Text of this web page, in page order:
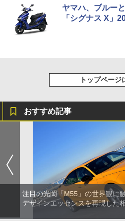
ヤマハ、ブルー
「シグナス X」
トップページ
おすすめ記事
注目の光岡「M55」の世界観に
デザインエッセンスを再現した